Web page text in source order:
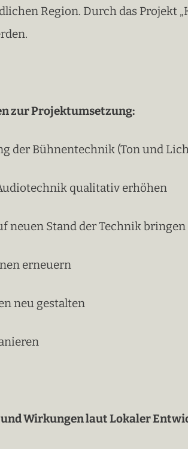
Region. Durch das Projekt
zur Projektumsetzung:
der Bühnentechnik (Ton und
qualitativ erhöhen
neuen Stand der Technik bringen
erneuern
neu gestalten
und Wirkungen laut Lokaler